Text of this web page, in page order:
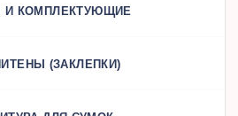
И КОМПЛЕКТУЮЩИЕ
(ЗАКЛЕПКИ)